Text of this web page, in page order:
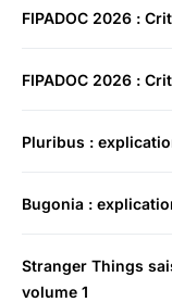
FIPADOC 2026 :
FIPADOC 2026 :
Pluribus :
Bugonia :
Stranger Things
volume 1